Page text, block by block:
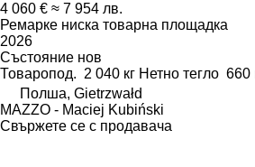
4 060 € ≈ 7 954 лв.
Ремарке ниска товарна площадка
2026
Състояние нов
Товаропод. 2 040 кг Нетно тегло 660
Полша, Gietrzwałd
MAZZO - Maciej Kubiński
Свържете се с продавача